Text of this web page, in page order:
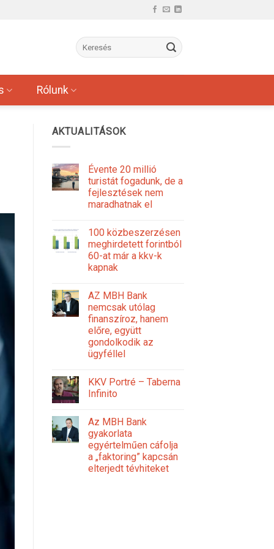
Rólunk
AKTUALITÁSOK
Évente 20 millió
turistát fogadunk, de a
fejlesztések nem
maradhatnak el
100 közbeszerzésen
meghirdetett forintból
60-at már a kkv-k
kapnak
AZ MBH Bank
nemcsak utólag
finanszíroz, hanem
előre, együtt
gondolkodik az
ügyféllel
KKV Portré – Taberna
Infinito
Az MBH Bank
gyakorlata
egyértelműen cáfolja
a „faktoring” kapcsán
elterjedt tévhiteket